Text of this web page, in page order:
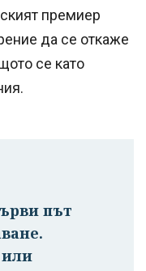
премиер
да се откаже
се като
път